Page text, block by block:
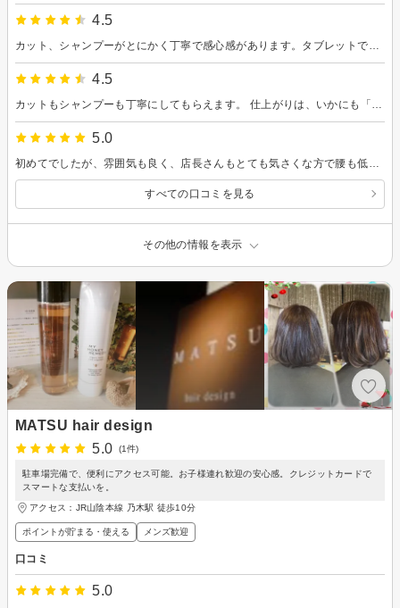
4.5
4.5
5.0
すべての口コミを見る
その他の情報を表示
MATSU hair design
5.0
(1件)
駐車場完備で、便利にアクセス可能。お子様連れ歓迎の安心感。クレジットカードで
スマートな支払いを。
アクセス：JR山陰本線 乃木駅 徒歩10分
ポイントが貯まる・使える メンズ歓迎
口コミ
5.0